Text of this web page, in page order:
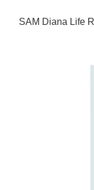
SAM Diana Life